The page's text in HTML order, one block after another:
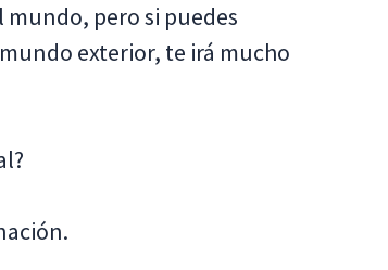
pero si puedes
exterior, te irá mucho